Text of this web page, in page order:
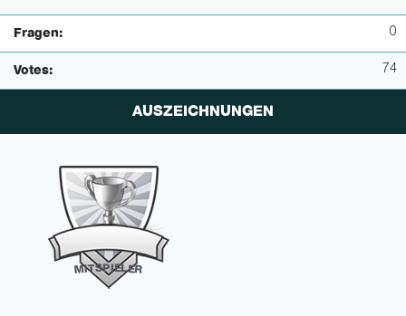
Fragen: 0
Votes: 74
AUSZEICHNUNGEN
MITSPIELER